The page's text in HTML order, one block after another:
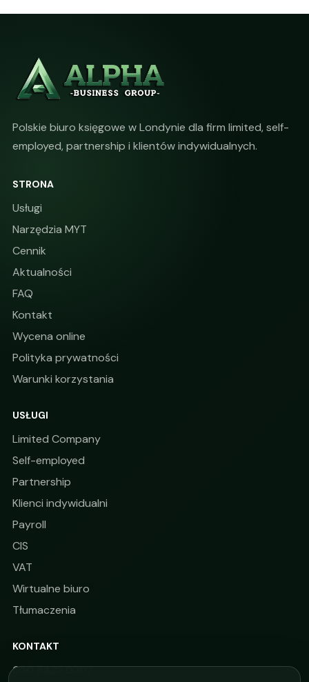
Polskie biuro księgowe w Londynie dla firm limited, self-
employed, partnership i klientów indywidualnych.
STRONA
Usługi
Narzędzia MYT
Cennik
Aktualności
FAQ
Kontakt
Wycena online
Polityka prywatności
Warunki korzystania
USŁUGI
Limited Company
Self-employed
Partnership
Klienci indywidualni
Payroll
CIS
VAT
Wirtualne biuro
Tłumaczenia
KONTAKT
020 8422 0202